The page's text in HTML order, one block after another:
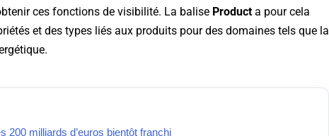
ces fonctions de visibilité. La balise Producta pour cela
et des types liés aux produits pour des domaines tels que la
200 milliards d’euros bientôt franchi